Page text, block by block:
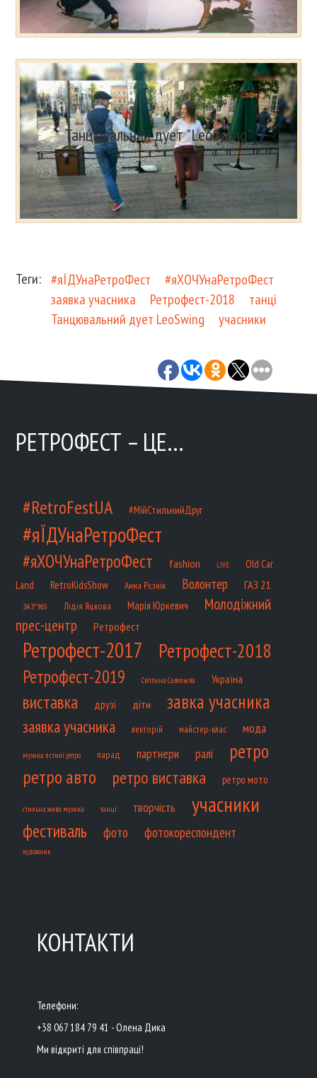
Танцювальний дует "LeoSwing"
Теги: #яЇДУнаРетроФест
#яХОЧУнаРетроФест
заявка учасника
Ретрофест-2018
танці
Танцювальний дует LeoSwing
учасники
РЕТРОФЕСТ – ЦЕ…
#RetroFestUA #МійСтильнийДруг
#яЇДУнаРетроФест
#яХОЧУнаРетроФест fashion LIVE
Old Car
Land
RetroKidsShow Анна Рєзнік Волонтер ГАЗ 21
ЗАЗ*965 Лідія Яцкова Марія Юркевич
Молодіжний
прес-центр
Ретрофест
Ретрофест-2017 Ретрофест-2018
Ретрофест-2019 Світлана Савельєва Україна
виставка друзі діти завка учасника
заявка учасника лекторій майстер-клас мода
музика в стилі ретро парад партнери ралі ретро
ретро авто ретро виставка ретро мото
стильна жива музика танці творчість учасники
фестиваль фото фотокореспондент
художник
КОНТАКТИ
Телефони:
+38 067 184 79 41 - Олена Дика
Ми відкриті для співпраці!